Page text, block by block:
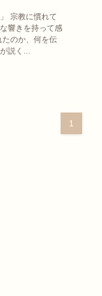
宗教に慣れて
響きを持って感
たのか、何を伝
説く...
1